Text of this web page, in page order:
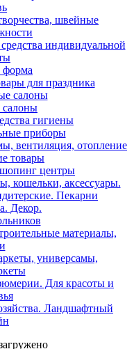
швейные
индивидуальной
для праздника
салоны
салоны
гигиены
приборы
вентиляция, отопление
товары
центры
кошельки, аксессуары.
Пекарни
Декор.
материалы,
универсамы,
Для красоты и
Ландшафтный